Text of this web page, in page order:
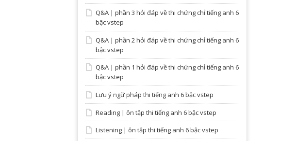
Q&A | phần 3 hỏi đáp về thi chứng chỉ tiếng anh 6
bậc vstep
Q&A | phần 2 hỏi đáp về thi chứng chỉ tiếng anh 6
bậc vstep
Q&A | phần 1 hỏi đáp về thi chứng chỉ tiếng anh 6
bậc vstep
Lưu ý ngữ pháp thi tiếng anh 6 bậc vstep
Reading | ôn tập thi tiếng anh 6 bậc vstep
Listening | ôn tập thi tiếng anh 6 bậc vstep